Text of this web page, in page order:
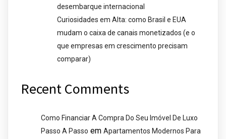
desembarque internacional
Curiosidades em Alta: como Brasil e EUA
mudam o caixa de canais monetizados (e o
que empresas em crescimento precisam
comparar)
Recent Comments
Como Financiar A Compra Do Seu Imóvel De Luxo
Passo A Passo em Apartamentos Modernos Para